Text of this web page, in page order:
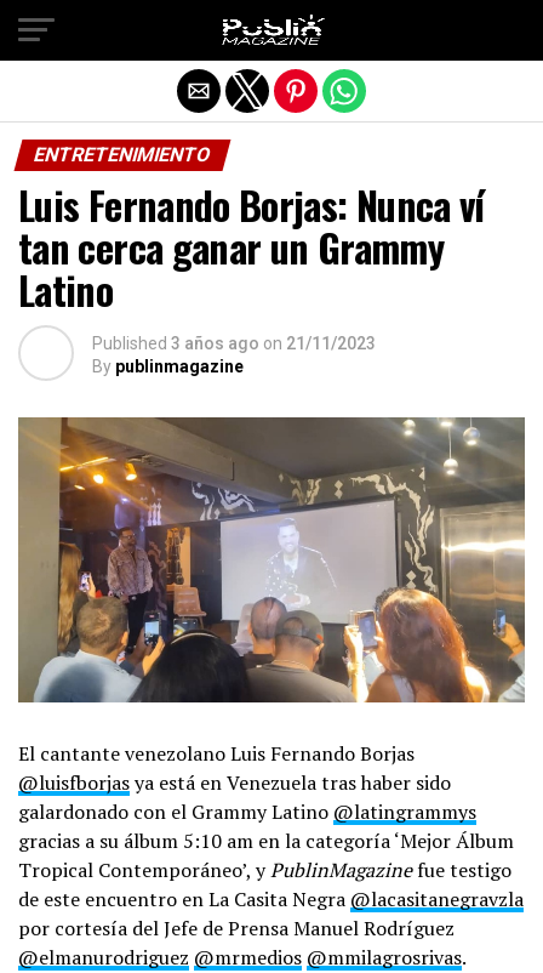
ENTRETENIMIENTO
Luis Fernando Borjas: Nunca ví
tan cerca ganar un Grammy
Latino
Published 3 años ago on 21/11/2023
By publinmagazine
El cantante venezolano Luis Fernando Borjas
@luisfborjasya está en Venezuela tras haber sido
galardonado con el Grammy Latino @latingrammys
gracias a su álbum 5:10 am en la categoría ‘Mejor Álbum
Tropical Contemporáneo’, yPublinMagazinefue testigo
de este encuentro en La Casita Negra @lacasitanegravzla
por cortesía del Jefe de Prensa Manuel Rodríguez
@elmanurodriguez @mrmedios @mmilagrosrivas.
Salir de la versión móvil